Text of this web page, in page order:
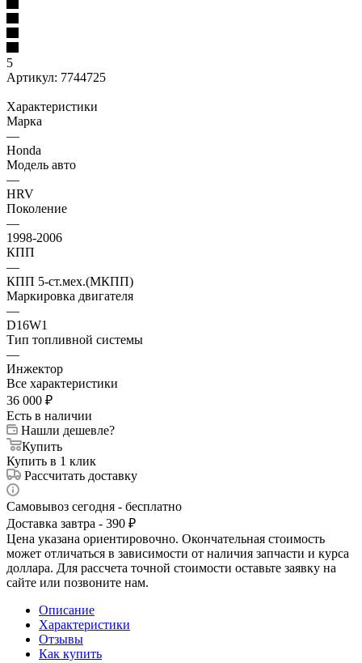
5
Артикул: 7744725
Характеристики
Марка
—
Honda
Модель авто
—
HRV
Поколение
—
1998-2006
КПП
—
КПП 5-ст.мех.(МКПП)
Маркировка двигателя
—
D16W1
Тип топливной системы
—
Инжектор
Все характеристики
36 000 ₽
Есть в наличии
Нашли дешевле?
Купить
Купить в 1 клик
Рассчитать доставку
Самовывоз сегодня - бесплатно
Доставка завтра - 390 ₽
Цена указана ориентировочно. Окончательная стоимость
может отличаться в зависимости от наличия запчасти и курса
доллара. Для рассчета точной стоимости оставьте заявку на
сайте или позвоните нам.
Описание
Характеристики
Отзывы
Как купить